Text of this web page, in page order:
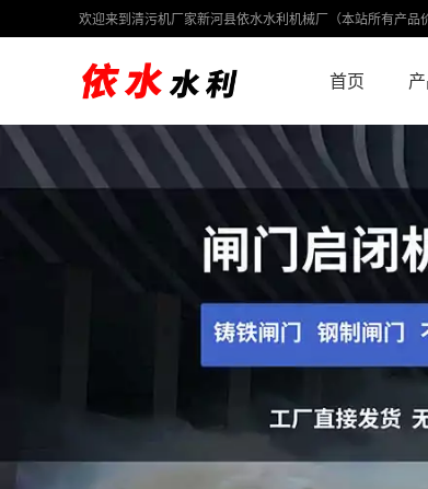
欢迎来到清污机厂家新河县依水水利机械厂（本站所有产品
首页